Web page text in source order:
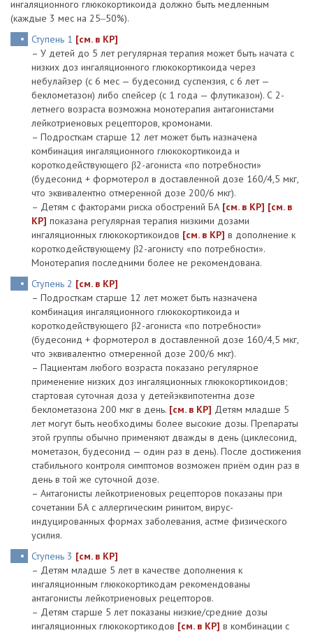
ингаляционного глюкокортикоида должно быть медленным
(каждые 3 мес на 25‒50%).
Ступень 1 [см. в КР]
– У детей до 5 лет регулярная терапия может быть начата с
низких доз ингаляционного глюкокортикоида через
небулайзер (с 6 мес — будесонид суспензия, с 6 лет —
беклометазон) либо спейсер (с 1 года — флутиказон). С 2-
летнего возраста возможна монотерапия антагонистами
лейкотриеновых рецепторов, кромонами.
– Подросткам старше 12 лет может быть назначена
комбинация ингаляционного глюкокортикоида и
короткодействующего β2-агониста «по потребности»
(будесонид + формотерол в доставленной дозе 160/4,5 мкг,
что эквивалентно отмеренной дозе 200/6 мкг).
– Детям с факторами риска обострений БА [см. в КР] [см. в
КР] показана регулярная терапия низкими дозами
ингаляционных глюкокортикоидов [см. в КР] в дополнение к
короткодействующему β2-агонисту «по потребности».
Монотерапия последними более не рекомендована.
Ступень 2 [см. в КР]
– Подросткам старше 12 лет может быть назначена
комбинация ингаляционного глюкокортикоида и
короткодействующего β2-агониста «по потребности»
(будесонид + формотерол в доставленной дозе 160/4,5 мкг,
что эквивалентно отмеренной дозе 200/6 мкг).
– Пациентам любого возраста показано регулярное
применение низких доз ингаляционных глюкокортикоидов;
стартовая суточная доза у детейэквипотентна дозе
беклометазона 200 мкг в день. [см. в КР] Детям младше 5
лет могут быть необходимы более высокие дозы. Препараты
этой группы обычно применяют дважды в день (циклесонид,
мометазон, будесонид — один раз в день). После достижения
стабильного контроля симптомов возможен приём один раз в
день в той же суточной дозе.
– Антагонисты лейкотриеновых рецепторов показаны при
сочетании БА с аллергическим ринитом, вирус-
индуцированных формах заболевания, астме физического
усилия.
Ступень 3 [см. в КР]
– Детям младше 5 лет в качестве дополнения к
ингаляционным глюкокортикодам рекомендованы
антагонисты лейкотриеновых рецепторов.
– Детям старше 5 лет показаны низкие/средние дозы
ингаляционных глюкокортикодов [см. в КР] в комбинации с